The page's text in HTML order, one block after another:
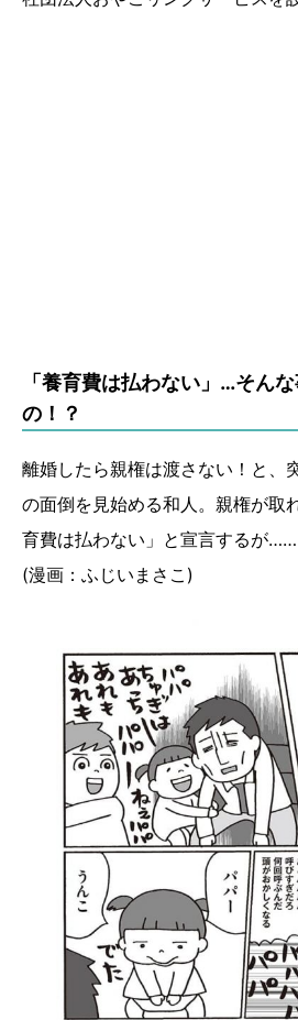
「養育費は払わない」…そん
の！？
離婚したら親権は渡さない！と、
の面倒を見始める和人。親権が取
育費は払わない」と宣言するが……
(漫画：ふじいまさこ)